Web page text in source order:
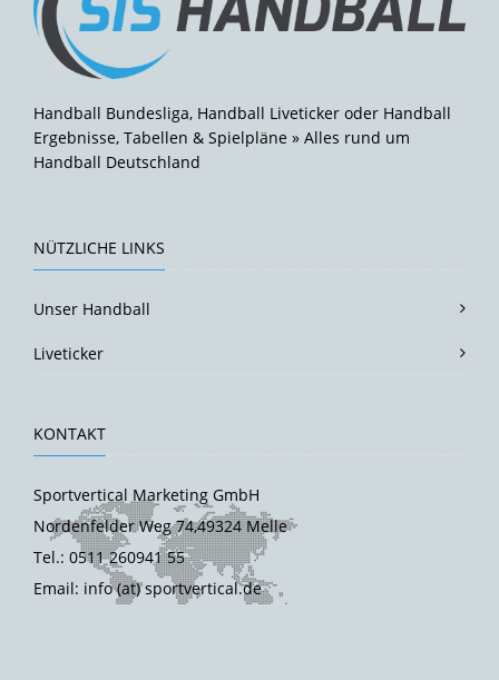
Handball Bundesliga, Handball Liveticker oder Handball
Ergebnisse, Tabellen & Spielpläne » Alles rund um
Handball Deutschland
NÜTZLICHE LINKS
Unser Handball
Liveticker
KONTAKT
Sportvertical Marketing GmbH
Nordenfelder Weg 74,49324 Melle
Tel.: 0511 260941 55
Email: info (at) sportvertical.de